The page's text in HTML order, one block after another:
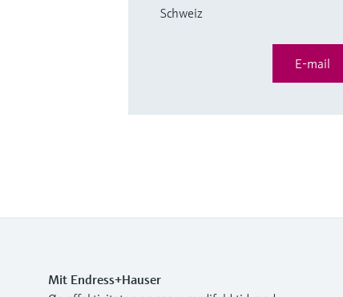
Schweiz
E-mail
Mit Endress+Hauser